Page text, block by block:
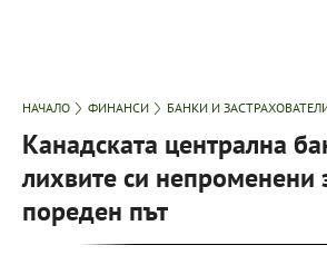
НАЧАЛО ФИНАНСИ БАНКИ И
Канадската централна
лихвите си непроменени
пореден път